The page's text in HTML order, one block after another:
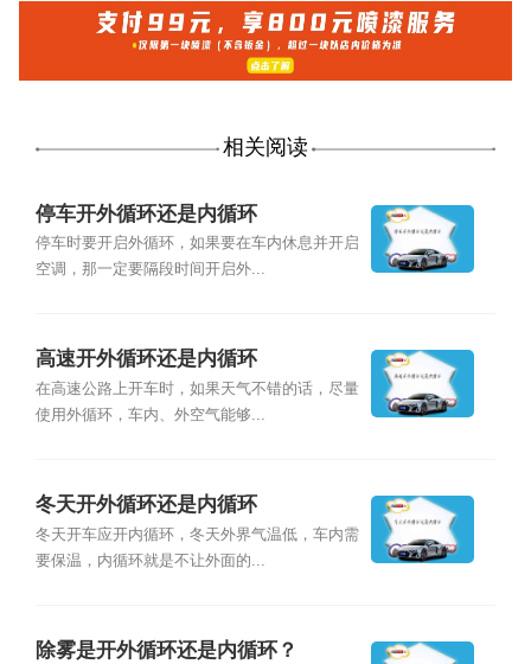
相关阅读
停车开外循环还是内循环
停车时要开启外循环，如果要在车内休息并开启
空调，那一定要隔段时间开启外...
高速开外循环还是内循环
在高速公路上开车时，如果天气不错的话，尽量
使用外循环，车内、外空气能够...
冬天开外循环还是内循环
冬天开车应开内循环，冬天外界气温低，车内需
要保温，内循环就是不让外面的...
除雾是开外循环还是内循环？